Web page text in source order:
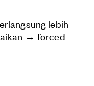
lebih
→ forced